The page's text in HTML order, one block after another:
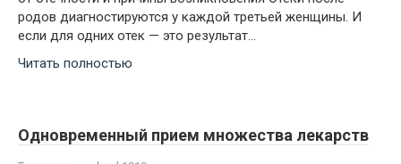
родов диагностируются у каждой третьей женщины. И
если для одних отек — это результат…
Читать полностью
Одновременный прием множества лекарств